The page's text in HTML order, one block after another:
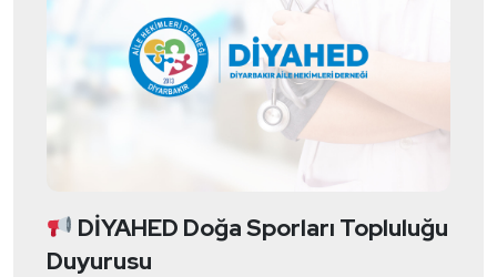
DİYAHED Doğa Sporları Topluluğu
Duyurusu